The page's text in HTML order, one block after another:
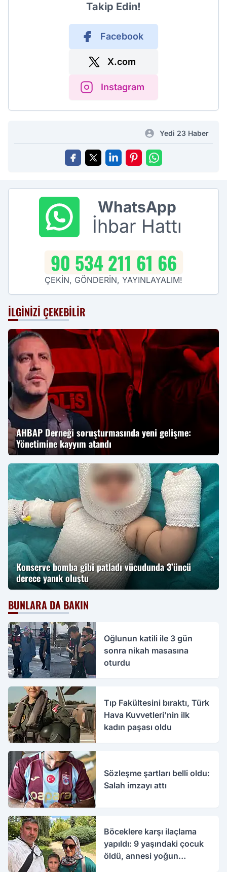
Takip Edin!
Facebook
X.com
Instagram
Yedi 23 Haber
WhatsApp
İhbar Hattı
90 534 211 61 66
ÇEKİN, GÖNDERİN, YAYINLAYALIM!
İLGINIZI ÇEKEBILIR
AHBAP Derneği soruşturmasında yeni gelişme:
Yönetimine kayyım atandı
Konserve bomba gibi patladı vücudunda 3’üncü
derece yanık oluştu
BUNLARA DA BAKIN
Oğlunun katili ile 3 gün
sonra nikah masasına
oturdu
Tıp Fakültesini bıraktı, Türk
Hava Kuvvetleri'nin ilk
kadın paşası oldu
Sözleşme şartları belli oldu:
Salah imzayı attı
Böceklere karşı ilaçlama
yapıldı: 9 yaşındaki çocuk
öldü, annesi yoğun